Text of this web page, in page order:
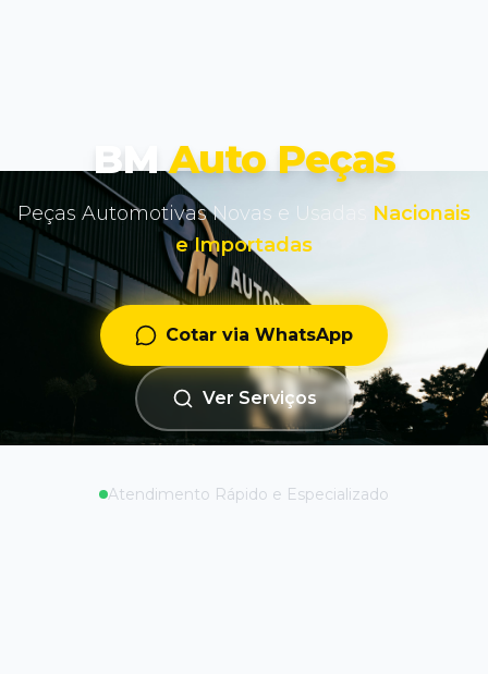
BM Auto Peças
Peças Automotivas Novas e Usadas Nacionais
e Importadas
Cotar via WhatsApp
Ver Serviços
Atendimento Rápido e Especializado